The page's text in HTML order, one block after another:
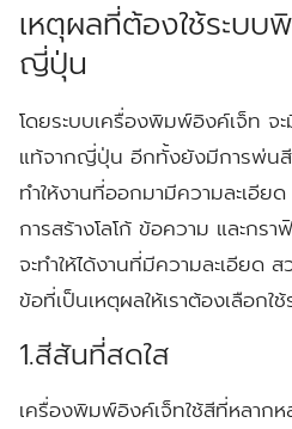
เหตุผลที่ต้องใช้ระบ
ญี่ปุ่น
โดยระบบเครื่องพิมพ์อิงค์เจ็ท
แท้จากญี่ปุ่น อีกทั้งยังมีการพ่นสี
ทำให้งานที่ออกมามีความละเอีย
การสร้างโลโก้ ข้อความ และก
จะทำให้ได้งานที่มีความละเอียด
ข้อที่เป็นเหตุผลให้เราต้องเลือก
1.สีสันที่สดใส
เครื่องพิมพ์อิงค์เจ็ทใช้สีที่หลาก